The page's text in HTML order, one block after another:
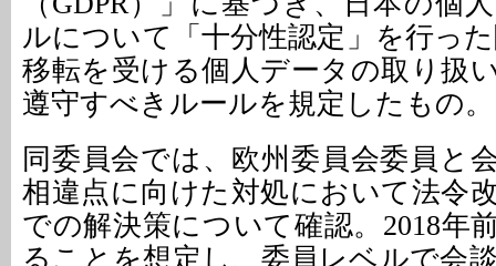
ルについて「十分性認定」を行っ
移転を受ける個人データの取り扱
遵守すべきルールを規定したもの。
同委員会では、欧州委員会委員と
相違点に向けた対処において法令
での解決策について確認。2018年
ることを想定し、委員レベルで会